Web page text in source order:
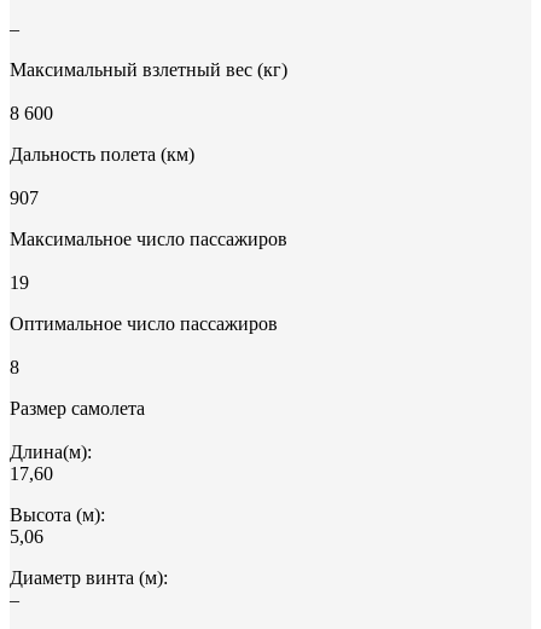
–
Максимальный взлетный вес (кг)
8 600
Дальность полета (км)
907
Максимальное число пассажиров
19
Оптимальное число пассажиров
8
Размер самолета
Длина(м):
17,60
Высота (м):
5,06
Диаметр винта (м):
–